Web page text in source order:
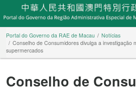
Portal do Governo da RAE de Macau
Notícias
Conselho de Consumidores divulga a investigação
supermercados
Conselho de